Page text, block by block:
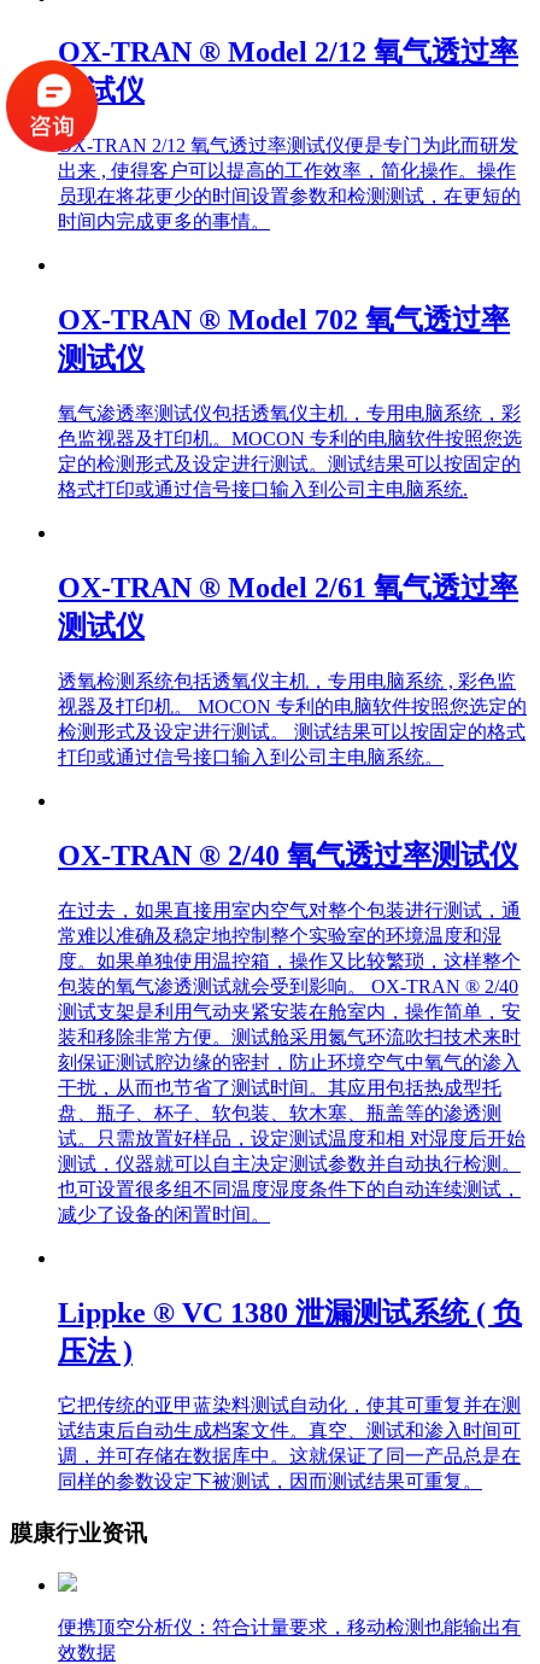
OX-TRAN ® Model 2/12 氧气透过率
测试仪
OX-TRAN 2/12 氧气透过率测试仪便是专门为此而研发
出来 , 使得客户可以提高的工作效率，简化操作。操作
员现在将花更少的时间设置参数和检测测试，在更短的
时间内完成更多的事情。
OX-TRAN ® Model 702 氧气透过率
测试仪
氧气渗透率测试仪包括透氧仪主机，专用电脑系统，彩
色监视器及打印机。MOCON 专利的电脑软件按照您选
定的检测形式及设定进行测试。测试结果可以按固定的
格式打印或通过信号接口输入到公司主电脑系统.
OX-TRAN ® Model 2/61 氧气透过率
测试仪
透氧检测系统包括透氧仪主机，专用电脑系统 , 彩色监
视器及打印机。 MOCON 专利的电脑软件按照您选定的
检测形式及设定进行测试。 测试结果可以按固定的格式
打印或通过信号接口输入到公司主电脑系统。
OX-TRAN ® 2/40 氧气透过率测试仪
在过去，如果直接用室内空气对整个包装进行测试，通
常难以准确及稳定地控制整个实验室的环境温度和湿
度。如果单独使用温控箱，操作又比较繁琐，这样整个
包装的氧气渗透测试就会受到影响。 OX-TRAN ® 2/40
测试支架是利用气动夹紧安装在舱室内，操作简单，安
装和移除非常方便。测试舱采用氮气环流吹扫技术来时
刻保证测试腔边缘的密封，防止环境空气中氧气的渗入
干扰，从而也节省了测试时间。其应用包括热成型托
盘、瓶子、杯子、软包装、软木塞、瓶盖等的渗透测
试。只需放置好样品，设定测试温度和相 对湿度后开始
测试，仪器就可以自主决定测试参数并自动执行检测。
也可设置很多组不同温度湿度条件下的自动连续测试，
减少了设备的闲置时间。
Lippke ® VC 1380 泄漏测试系统 ( 负
压法 )
它把传统的亚甲蓝染料测试自动化，使其可重复并在测
试结束后自动生成档案文件。真空、测试和渗入时间可
调，并可存储在数据库中。这就保证了同一产品总是在
同样的参数设定下被测试，因而测试结果可重复。
膜康行业资讯
便携顶空分析仪：符合计量要求，移动检测也能输出有
效数据